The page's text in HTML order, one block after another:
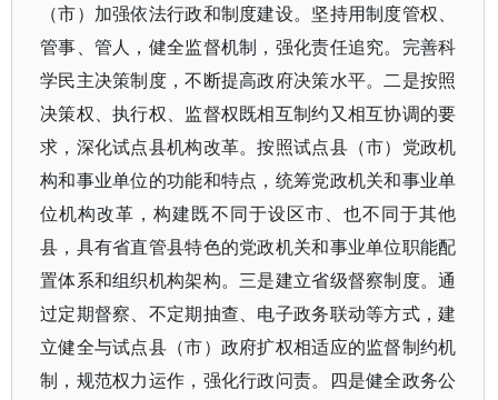
（市）加强依法行政和制度建设。坚持用制度管权、
管事、管人，健全监督机制，强化责任追究。完善科
学民主决策制度，不断提高政府决策水平。二是按照
决策权、执行权、监督权既相互制约又相互协调的要
求，深化试点县机构改革。按照试点县（市）党政机
构和事业单位的功能和特点，统筹党政机关和事业单
位机构改革，构建既不同于设区市、也不同于其他
县，具有省直管县特色的党政机关和事业单位职能配
置体系和组织机构架构。三是建立省级督察制度。通
过定期督察、不定期抽查、电子政务联动等方式，建
立健全与试点县（市）政府扩权相适应的监督制约机
制，规范权力运作，强化行政问责。四是健全政务公